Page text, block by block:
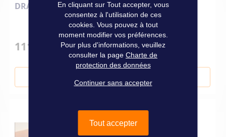
DRAP HOUSSE BLEU MODELE D
111,00 €
En cliquant sur Tout accepter, vous
consentez à l'utilisation de ces
cookies. Vous pouvez à tout
moment modifier vos préférences.
Pour plus d'informations, veuillez
consulter la page Charte de
protection des données
Continuer sans accepter
Tout accepter